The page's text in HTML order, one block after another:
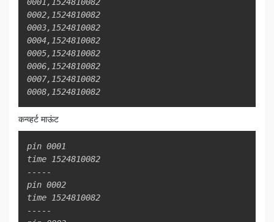
0002,1524810082
0003,1524810082
0004,1524810082
0005,1524810082
0006,1524810082
0007,1524810082
0008,1524810082
कन्व्हर्ट माऊंट
pin 0001
time 1524810082
-----
pin 0002
time 1524810082
-----